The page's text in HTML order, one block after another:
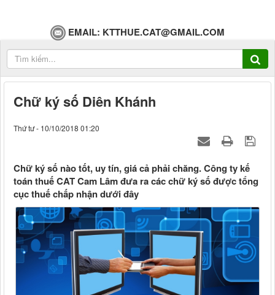
EMAIL: KTTHUE.CAT@GMAIL.COM
Chữ ký số Diên Khánh
Thứ tư - 10/10/2018 01:20
Chữ ký số nào tốt, uy tín, giá cả phải chăng. Công ty kế
toán thuế CAT Cam Lâm đưa ra các chữ ký số được tổng
cục thuế chấp nhận dưới đây